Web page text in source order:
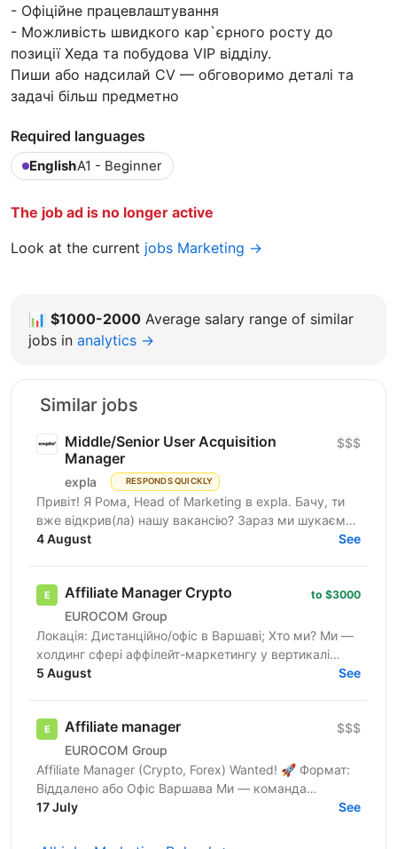
- Офіційне працевлаштування
- Можливість швидкого кар`єрного росту до
позиції Хеда та побудова VIP відділу.
Пиши або надсилай CV — обговоримо деталі та
задачі більш предметно
Required languages
EnglishA1 - Beginner
The job ad is no longer active
Look at the current jobs Marketing →
📊 $1000-2000 Average salary range of similar
jobs in analytics →
Similar jobs
Middle/Senior User Acquisition
Manager
expla RESPONDS QUICKLY
$$$
Привіт! Я Рома, Head of Marketing в expla. Бачу, ти
вже відкрив(ла) нашу вакансію? Зараз ми шукаємо
сильного User Acquisition Manager, який допоможе...
4 August See
Affiliate Manager Crypto
EUROCOM Group
to $3000
Локація: Дистанційно/офіс в Варшаві; Хто ми? Ми —
холдинг сфері аффілейт-маркетингу у вертикалі
Crypto, який вже 5 років успішно працює на ринку.
5 August See
Affiliate manager
EUROCOM Group
$$$
Affiliate Manager (Crypto, Forex) Wanted! 🚀 Формат:
Віддалено або Офіс Варшава Ми — команда
ентузіастів, яка вже понад 4 роки успішно працює в
17 July See